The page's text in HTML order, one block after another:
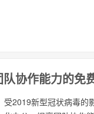
协作能力的免
受2019新型冠状病毒的